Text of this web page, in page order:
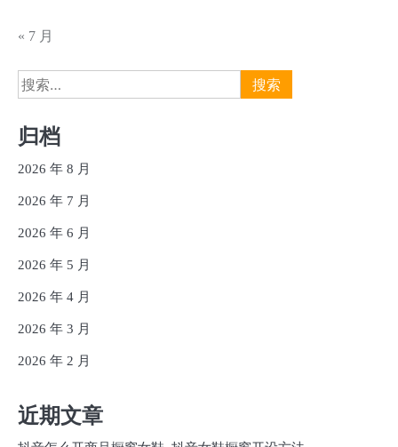
« 7 月
搜
索：
归档
2026 年 8 月
2026 年 7 月
2026 年 6 月
2026 年 5 月
2026 年 4 月
2026 年 3 月
2026 年 2 月
近期文章